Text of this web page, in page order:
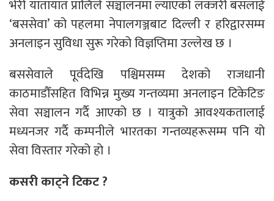
भेरी यातायात प्रालिले सञ्चालनमा ल्याएको लक्जरी बसलाई
‘बससेवा’ को पहलमा नेपालगञ्जबाट दिल्ली र हरिद्वारसम्म
अनलाइन सुविधा सुरू गरेको विज्ञप्तिमा उल्लेख छ ।
बससेवाले पूर्वदेखि पश्चिमसम्म देशको राजधानी
काठमाडौँसहित विभिन्न मुख्य गन्तव्यमा अनलाइन टिकेटिङ
सेवा सञ्चालन गर्दै आएको छ । यात्रुको आवश्यकतालाई
मध्यनजर गर्दै कम्पनीले भारतका गन्तव्यहरूसम्म पनि यो
सेवा विस्तार गरेको हाे ।
कसरी काट्ने टिकट ?